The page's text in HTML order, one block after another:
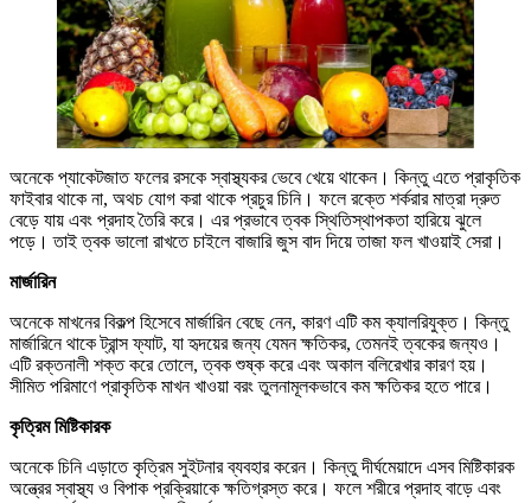
অনেকে প্যাকেটজাত ফলের রসকে স্বাস্থ্যকর ভেবে খেয়ে থাকেন। কিন্তু এতে প্রাকৃতিক
ফাইবার থাকে না, অথচ যোগ করা থাকে প্রচুর চিনি। ফলে রক্তে শর্করার মাত্রা দ্রুত
বেড়ে যায় এবং প্রদাহ তৈরি করে। এর প্রভাবে ত্বক স্থিতিস্থাপকতা হারিয়ে ঝুলে
পড়ে। তাই ত্বক ভালো রাখতে চাইলে বাজারি জুস বাদ দিয়ে তাজা ফল খাওয়াই সেরা।
মার্জারিন
অনেকে মাখনের বিকল্প হিসেবে মার্জারিন বেছে নেন, কারণ এটি কম ক্যালরিযুক্ত। কিন্তু
মার্জারিনে থাকে ট্রান্স ফ্যাট, যা হৃদয়ের জন্য যেমন ক্ষতিকর, তেমনই ত্বকের জন্যও।
এটি রক্তনালী শক্ত করে তোলে, ত্বক শুষ্ক করে এবং অকাল বলিরেখার কারণ হয়।
সীমিত পরিমাণে প্রাকৃতিক মাখন খাওয়া বরং তুলনামূলকভাবে কম ক্ষতিকর হতে পারে।
কৃত্রিম মিষ্টিকারক
অনেকে চিনি এড়াতে কৃত্রিম সুইটনার ব্যবহার করেন। কিন্তু দীর্ঘমেয়াদে এসব মিষ্টিকারক
অন্ত্রের স্বাস্থ্য ও বিপাক প্রক্রিয়াকে ক্ষতিগ্রস্ত করে। ফলে শরীরে প্রদাহ বাড়ে এবং